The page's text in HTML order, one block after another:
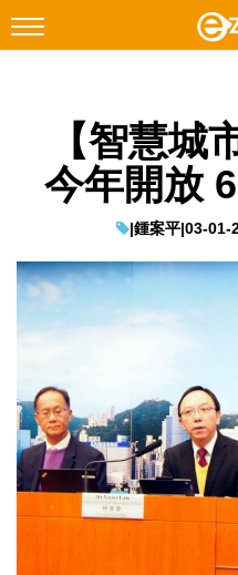
Facebook Instagram
科技焦點
遊戲動漫
IT Times
生成式AI與雲端應用
Enterprise Digital
特集
【智慧城
今年開放
|鍾案平|03-01-